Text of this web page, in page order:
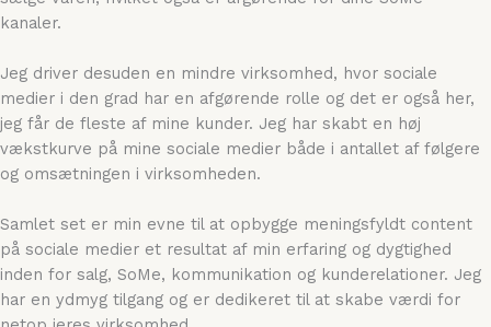
kanaler.
Jeg driver desuden en mindre virksomhed, hvor sociale
medier i den grad har en afgørende rolle og det er også her,
jeg får de fleste af mine kunder. Jeg har skabt en høj
vækstkurve på mine sociale medier både i antallet af følgere
og omsætningen i virksomheden.
Samlet set er min evne til at opbygge meningsfyldt content
på sociale medier et resultat af min erfaring og dygtighed
inden for salg, SoMe, kommunikation og kunderelationer. Jeg
har en ydmyg tilgang og er dedikeret til at skabe værdi for